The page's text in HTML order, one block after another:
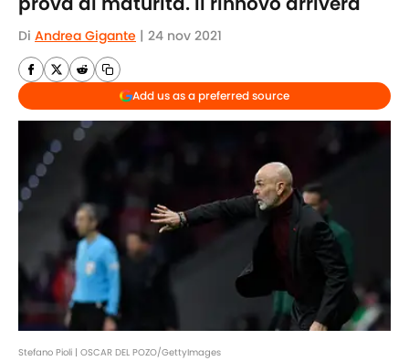
Di Andrea Gigante | 24 nov 2021
Add us as a preferred source
Stefano Pioli | OSCAR DEL POZO/GettyImages